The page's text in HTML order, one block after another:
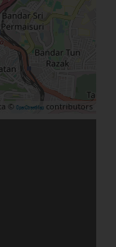
© OpenStreetMap contributors